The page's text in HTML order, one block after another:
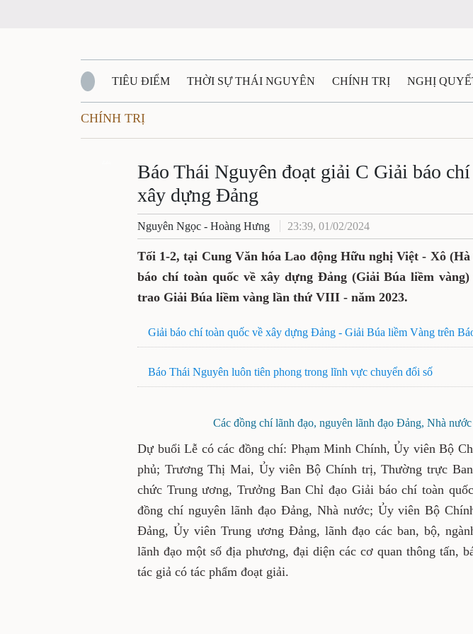
TIÊU ĐIỂM THỜI SỰ THÁI NGUYÊN CHÍNH TRỊ NGHỊ
QUỐC PHÒNG - AN NINH
QUÊ HƯƠNG - ĐẤT NƯỚC QUỐC TẾ TÀI NGUYÊN - MÔI TRƯỜNG
VĂN BẢN, CHÍNH SÁCH MỚI
CHÍNH TRỊ
Báo Thái Nguyên đoạt giải C Giải báo
xây dựng Đảng
Nguyên Ngọc - Hoàng Hưng 23:39, 01/02/2024
Tối 1-2, tại Cung Văn hóa Lao động Hữu nghị Việt - Xô
báo chí toàn quốc về xây dựng Đảng (Giải Búa liềm
trao Giải Búa liềm vàng lần thứ VIII - năm 2023.
Giải báo chí toàn quốc về xây dựng Đảng - Giải Búa liềm Vàng trên
Báo Thái Nguyên luôn tiên phong trong lĩnh vực chuyển đổi số
Các đồng chí lãnh đạo, nguyên lãnh đạo Đảng, Nhà
Dự buổi Lễ có các đồng chí: Phạm Minh Chính, Ủy viên Bộ
phủ; Trương Thị Mai, Ủy viên Bộ Chính trị, Thường trực
chức Trung ương, Trưởng Ban Chỉ đạo Giải báo chí toàn
đồng chí nguyên lãnh đạo Đảng, Nhà nước; Ủy viên Bộ
Đảng, Ủy viên Trung ương Đảng, lãnh đạo các ban, bộ,
lãnh đạo một số địa phương, đại diện các cơ quan thông tấn,
tác giả có tác phẩm đoạt giải.